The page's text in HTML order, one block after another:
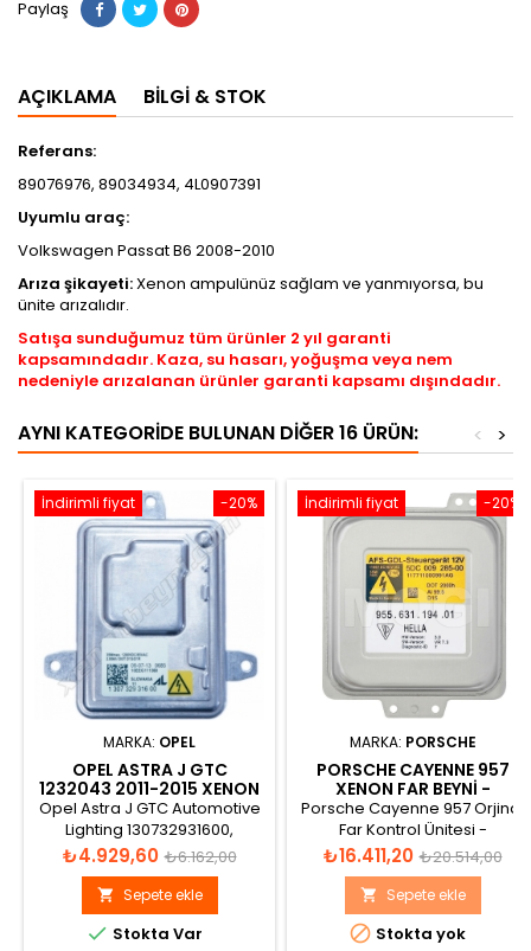
Paylaş
AÇIKLAMA BILGI & STOK
Referans:
89076976, 89034934, 4L0907391
Uyumlu araç:
Volkswagen Passat B6 2008-2010
Arıza şikayeti:Xenon ampulünüz sağlam ve yanmıyorsa, bu
ünite arızalıdır.
Satışa sunduğumuz tüm ürünler 2 yıl garanti
kapsamındadır. Kaza, su hasarı, yoğuşma veya nem
nedeniyle arızalanan ürünler garanti kapsamı dışındadır.
AYNI KATEGORIDE BULUNAN DIĞER 16 ÜRÜN: >
<
-20%
İndirimli fiyat
MARKA: OPEL
OPEL ASTRA J GTC
1232043 2011-2015 XENON
FAR BEYNI
Opel Astra J GTC Automotive
Lighting 130732931600,
130732931201, 130732927001,
130732927200, 1232043,
20950285, 20950268 Xenon
Far Beyni
Fiyat
₺4.929,60 Normal
fiyat
₺6.162,00
 Sepete ekle
 Stokta Var
-20%
İndirimli fiyat
MARKA: PORSCHE
PORSCHE CAYENNE 957
XENON FAR BEYNI -
95563119401
Porsche Cayenne 957 Orjinal
Far Kontrol Ünitesi -
955.631.194.01 5DC 009 285-00
AFS-GDL-Steuergerat 12V
1100V DC/85V AC 35W nom.
HELLA DOT 2000h Al99.5 D1S
HW-Version: 3.0 SW-Version:
Fiyat
₺16.411,20 Normal
fiyat
₺20.514,00
 Sepete ekle
 Stokta yok